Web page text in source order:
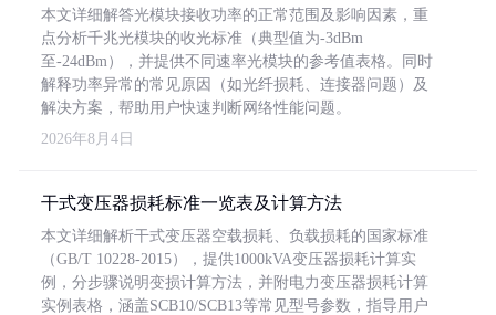
本文详细解答光模块接收功率的正常范围及影响因素，重
点分析千兆光模块的收光标准（典型值为-3dBm
至-24dBm），并提供不同速率光模块的参考值表格。同时
解释功率异常的常见原因（如光纤损耗、连接器问题）及
解决方案，帮助用户快速判断网络性能问题。
2026年8月4日
干式变压器损耗标准一览表及计算方法
本文详细解析干式变压器空载损耗、负载损耗的国家标准
（GB/T 10228-2015），提供1000kVA变压器损耗计算实
例，分步骤说明变损计算方法，并附电力变压器损耗计算
实例表格，涵盖SCB10/SCB13等常见型号参数，指导用户